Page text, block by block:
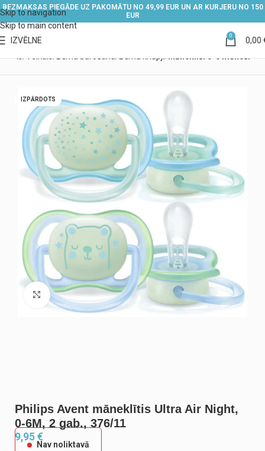
Skip to navigation
Skip to main content
BEZMAKSAS PIEGĀDE UZ PAKOMĀTU NO 49,99 EUR UN AR KURJERU NO 150
EUR
IZVĒLNE 0 0,00
IZPĀRDOTS
Noklikšķiniet, lai palielinātu
Philips Avent māneklītis Ultra Air Night,
0-6M, 2 gab., 376/11
9,95€
Nav noliktavā